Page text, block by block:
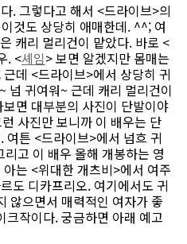
. 그렇다고 해서 <드라이브>의
것도 상당히 애매한데. ^^; 여
캐리 멀리건이 맡았다. 바로 <
. <셰임> 보면 알겠지만 몸매는
데 <드라이브>에서 상당히 귀
넘 귀여워~ 근데 캐리 멀리건이
면 대부분의 사진이 단발이야
사진만 보니까 이 배우는 단
여튼 <드라이브>에서 넘흐 귀
고 이 배우 올해 개봉하는 영
는 <위대한 개츠비>에서 여주
도 디카프리오. 여기에서도 귀
않으면서 매력적인 여자가 좋
작이다. 궁금하면 아래 예고